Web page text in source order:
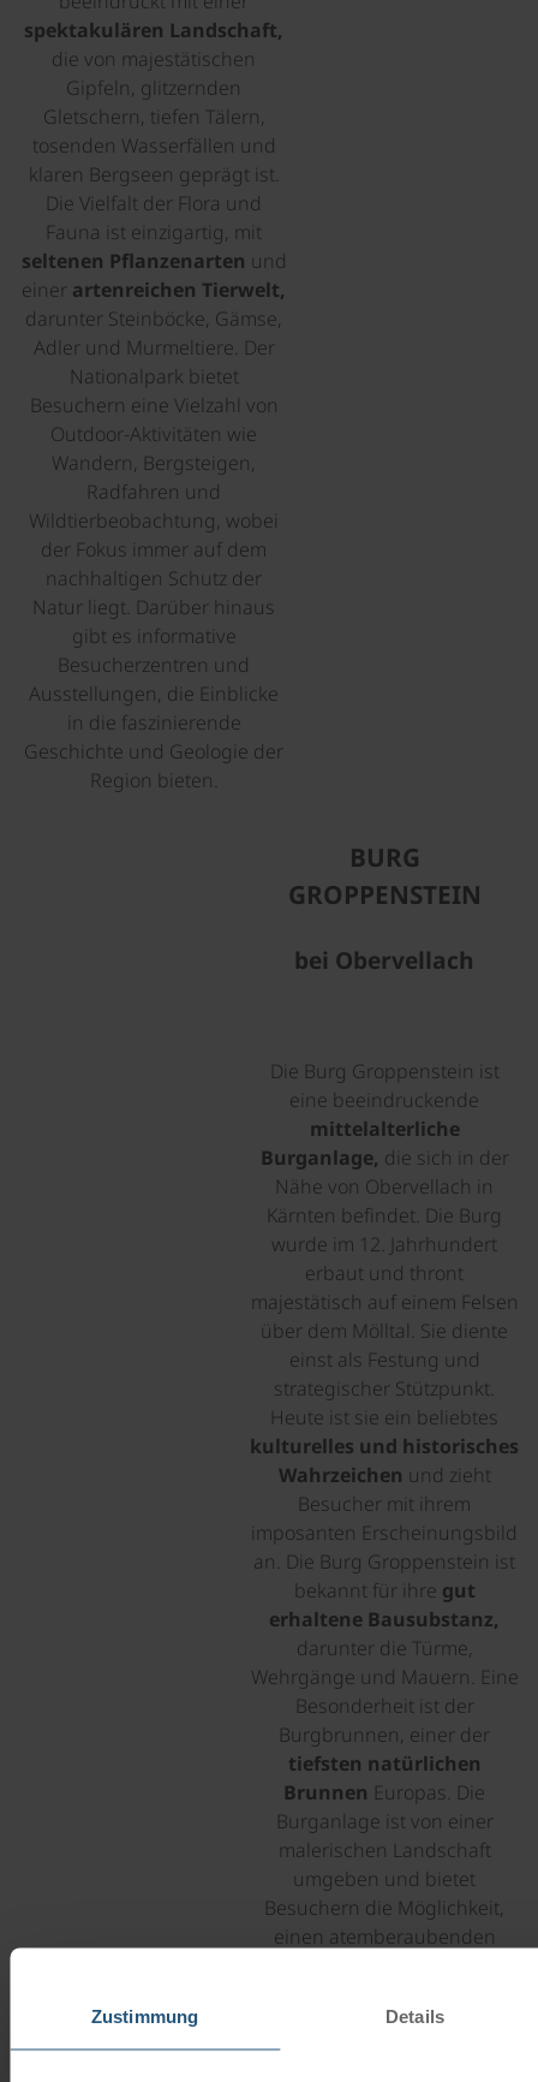
Zustimmung Details
spektakulären Landschaft,
die von majestätischen
Gipfeln, glitzernden
Gletschern, tiefen Tälern,
tosenden Wasserfällen und
klaren Bergseen geprägt ist.
Die Vielfalt der Flora und
Fauna ist einzigartig, mit
seltenen Pflanzenarten und
einer artenreichen Tierwelt,
darunter Steinböcke, Gämse,
Adler und Murmeltiere. Der
Nationalpark bietet
Besuchern eine Vielzahl von
Outdoor-Aktivitäten wie
Wandern, Bergsteigen,
Radfahren und
Wildtierbeobachtung, wobei
der Fokus immer auf dem
nachhaltigen Schutz der
Natur liegt. Darüber hinaus
gibt es informative
Besucherzentren und
Ausstellungen, die Einblicke
in die faszinierende
Geschichte und Geologie der
Region bieten.
BURG
GROPPENSTEIN
bei Obervellach
Die Burg Groppenstein ist
eine beeindruckende
mittelalterliche
Burganlage, die sich in der
Nähe von Obervellach in
Kärnten befindet. Die Burg
wurde im 12. Jahrhundert
erbaut und thront
majestätisch auf einem Felsen
über dem Mölltal. Sie diente
einst als Festung und
strategischer Stützpunkt.
Heute ist sie ein beliebtes
kulturelles und historisches
Wahrzeichen und zieht
Besucher mit ihrem
imposanten Erscheinungsbild
an. Die Burg Groppenstein ist
bekannt für ihre gut
erhaltene Bausubstanz,
darunter die Türme,
Wehrgänge und Mauern. Eine
Besonderheit ist der
Burgbrunnen, einer der
tiefsten natürlichen
Brunnen Europas. Die
Burganlage ist von einer
malerischen Landschaft
umgeben und bietet
Besuchern die Möglichkeit,
einen atemberaubenden